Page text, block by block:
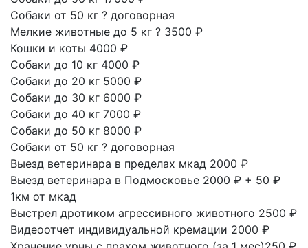
Собаки от 50 кг ? договорная
Мелкие животные до 5 кг ? 3500 ₽
Кошки и коты 4000 ₽
Собаки до 10 кг 4000 ₽
Собаки до 20 кг 5000 ₽
Собаки до 30 кг 6000 ₽
Собаки до 40 кг 7000 ₽
Собаки до 50 кг 8000 ₽
Собаки от 50 кг ? договорная
Выезд ветеринара в пределах мкад 2000 ₽
Выезд ветеринара в Подмосковье 2000 ₽ + 50 ₽
1км от мкад
Выстрел дротиком агрессивного животного 2500 ₽
Видеоотчет индивидуальной кремации 2000 ₽